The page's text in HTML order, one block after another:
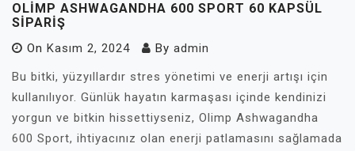
OLIMP ASHWAGANDHA 600 SPORT 60 KAPSÜL
SIPARIŞ
On Kasım 2, 2024 By admin
Bu bitki, yüzyıllardır stres yönetimi ve enerji artışı için
kullanılıyor. Günlük hayatın karmaşası içinde kendinizi
yorgun ve bitkin hissettiyseniz, Olimp Ashwagandha
600 Sport, ihtiyacınız olan enerji patlamasını sağlamada